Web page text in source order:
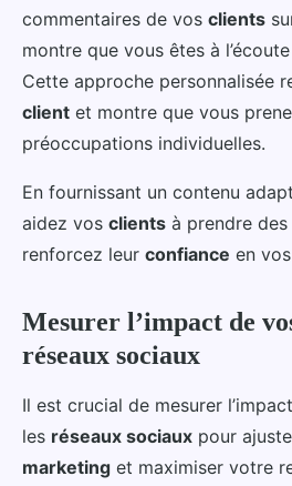
commentaires de vos clients
montre que vous êtes à
Cette approche personnalisée
client et montre que vous
préoccupations individuelles.
En fournissant un contenu
aidez vos clients à prendre
renforcez leur confiance en vos
Mesurer l’impact de
réseaux sociaux
Il est crucial de mesurer
les réseaux sociaux pour
marketing et maximiser votre